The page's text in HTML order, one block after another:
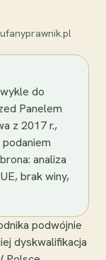
do
Panelem
z 2017 r.,
analiza
brak winy,
podwójnie
dyskwalifikacja